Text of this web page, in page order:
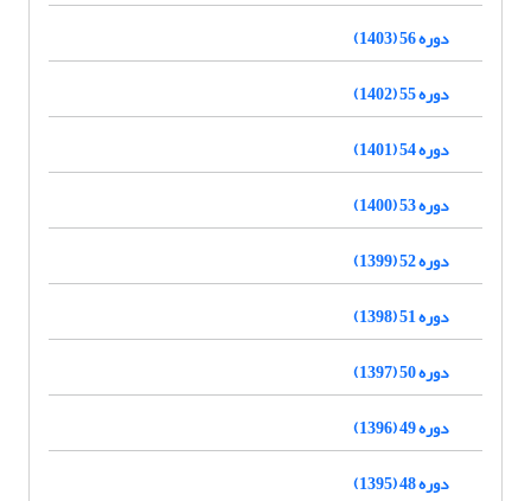
دوره 56 (1403)
دوره 55 (1402)
دوره 54 (1401)
دوره 53 (1400)
دوره 52 (1399)
دوره 51 (1398)
دوره 50 (1397)
دوره 49 (1396)
دوره 48 (1395)